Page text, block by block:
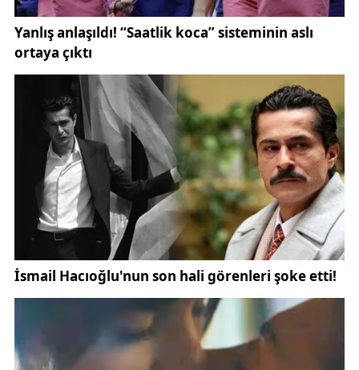
kapsamında, teknolojik yeniliklerin tarım sektörüne
entegre edilmesi, organik tarımın yaygınlaştırılması
ve kırsal kalkınmanın desteklenmesi gibi konulara
odaklanılıyor.